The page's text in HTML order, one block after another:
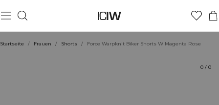
Startseite / Frauen / Shorts / Force Warpknit Biker Shorts W Magenta Rose
0 / 0